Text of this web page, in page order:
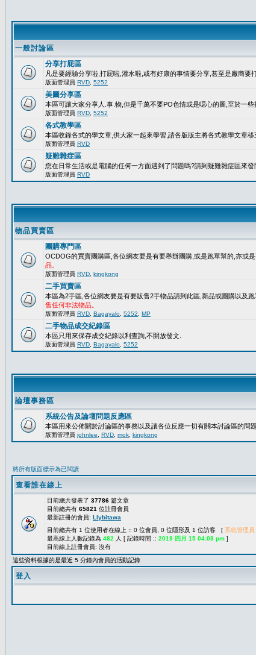
一般討論區
分享打屁區
凡是要經驗分享啦,打屁啦,灌水啦,或有好康的事情要分享,甚至是廠商要
版面管理員 RVD 5252
美圖分享區
本區可讓大家分享人.事.物,但是千萬不要PO色情或是噁心的圖,至於一
版面管理員 RVD 5252
各式教學區
本區收錄各式的學文章,供大家一起來學習,請各版版主將各式教學文章移
版面管理員 RVD
疑難雜症區
您在日常生活或是電腦的任何一方面遇到了問題嗎?請到疑難雜症區來
版面管理員 RVD
物品買賣區
團購專門區
OCDOG的買賣團購區,各位網友要是有要舉辦團購,或是跑單幫的,亦或
品。
版面管理員 RVD kingkong
二手買賣區
本區為2手區,各位網友要是有要販售2手物品請到此區,新品或團購以及跑
售任何非法物品。
版面管理員 RVD Bagayalo 5252 MP
二手物品成交紀錄區
本區只用來保存成交紀錄以利查詢,不開放發文.
版面管理員 RVD Bagayalo 5252
論壇事務區
系統公告及論壇問題反應區
本區用來公佈關於討論區的事務以及讓各位反應一切有關本討論區的問
版面管理員 johnlee RVD mok kingkong
將所有版面標示為已閱讀
查看誰在線上
目前總共發表了 37786 篇文章
目前總共有 65821 位註冊會員
最新註冊的會員: Llybitawa
目前總共有 1 位使用者在線上 :: 0 位會員, 0 位隱形及 1 位訪客 [ 系統管理員
最高線上人數記錄為 482 人 [ 記錄時間 :: 2019 四月 15 04:08 pm ]
目前線上註冊會員: 沒有
這些資料根據的是最近 5 分鐘內會員的活動記錄
登入